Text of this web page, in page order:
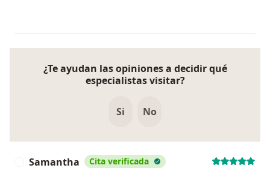
¿Te ayudan las opiniones a decidir qué
especialistas visitar?
Si No
Samantha Cita verificada